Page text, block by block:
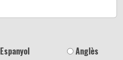
Espanyol Anglès